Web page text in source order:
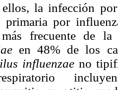
la infección
primaria por
frecuente de
en 48% de los
influenzae no